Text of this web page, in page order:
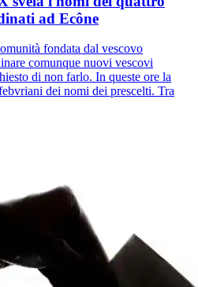
ad Ecône
fondata dal vescovo
comunque nuovi vescovi
di non farlo. In queste ore la
dei nomi dei prescelti. Tra